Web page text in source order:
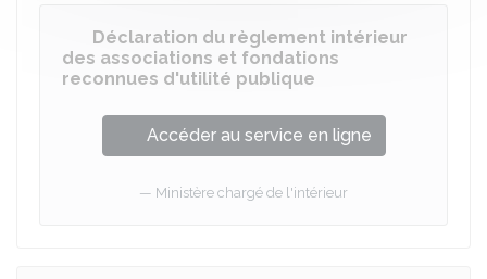
Déclaration du règlement intérieur
des associations et fondations
reconnues d'utilité publique
Accéder au service en ligne
Ministère chargé de l'intérieur